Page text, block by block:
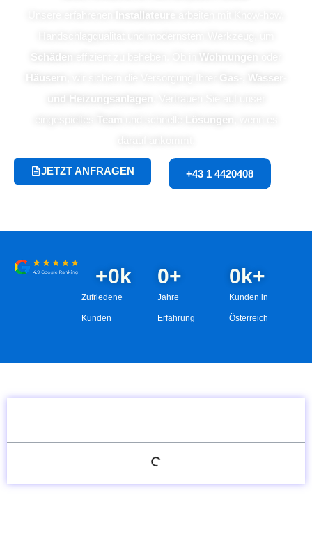
Installateure
Schäden
Wohnungen
Häusern
Gas-, Wasser-
und Heizungsanlagen
Team Lösungen
+43 1 4420408
JETZT ANFRAGEN
Zufriedene
Kunden
+0k
Jahre
Erfahrung
0+
Kunden in
Österreich
0k+